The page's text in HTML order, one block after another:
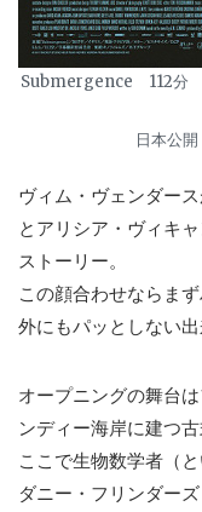
Submergence 112分
日本公
ヴィム・ヴェンダー
とアリシア・ヴィキ
ストーリー。
この顔合わせならま
外にもパッとしない出
オープニングの舞台
ンディー海岸に建つ古
ここで生物数学者（
ダニー・フリンダー